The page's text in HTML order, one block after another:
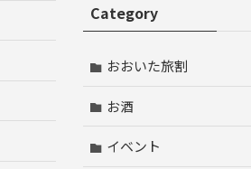
Category
おおいた旅割
お酒
イベント